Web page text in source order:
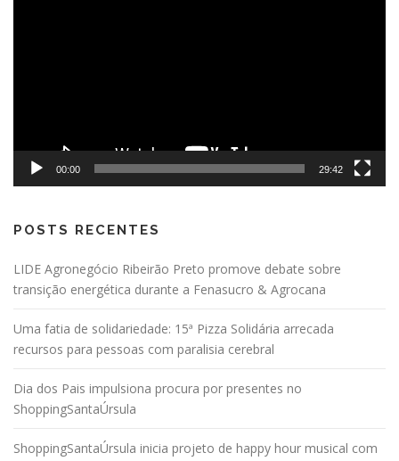
00:00 29:42
POSTS RECENTES
LIDE Agronegócio Ribeirão Preto promove debate sobre
transição energética durante a Fenasucro & Agrocana
Uma fatia de solidariedade: 15ª Pizza Solidária arrecada
recursos para pessoas com paralisia cerebral
Dia dos Pais impulsiona procura por presentes no
ShoppingSantaÚrsula
ShoppingSantaÚrsula inicia projeto de happy hour musical com